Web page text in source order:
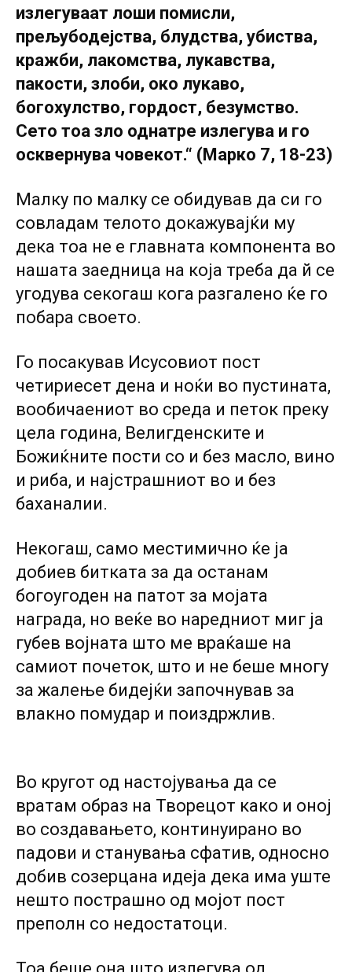
излегуваат лоши помисли,
прељубодејства, блудства, убиства,
кражби, лакомства, лукавства,
пакости, злоби, око лукаво,
богохулство, гордост, безумство.
Сето тоа зло однатре излегува и го
осквернува човекот.“ (Марко 7, 18-23)
Малку по малку се обидував да си го
совладам телото докажувајќи му
дека тоа не е главната компонента во
нашата заедница на која треба да й се
угодува секогаш кога разгалено ќе го
побара своето.
Го посакував Исусовиот пост
четириесет дена и ноќи во пустината,
вообичаениот во среда и петок преку
цела година, Велигденските и
Божиќните пости со и без масло, вино
и риба, и најстрашниот во и без
баханалии.
Некогаш, само местимично ќе ја
добиев битката за да останам
богоугоден на патот за мојата
награда, но веќе во наредниот миг ја
губев војната што ме враќаше на
самиот почеток, што и не беше многу
за жалење бидејќи започнував за
влакно помудар и поиздржлив.
Во кругот од настојувања да се
вратам образ на Творецот како и оној
во создавањето, континуирано во
падови и станувања сфатив, односно
добив созерцана идеја дека има уште
нешто пострашно од мојот пост
преполн со недостатоци.